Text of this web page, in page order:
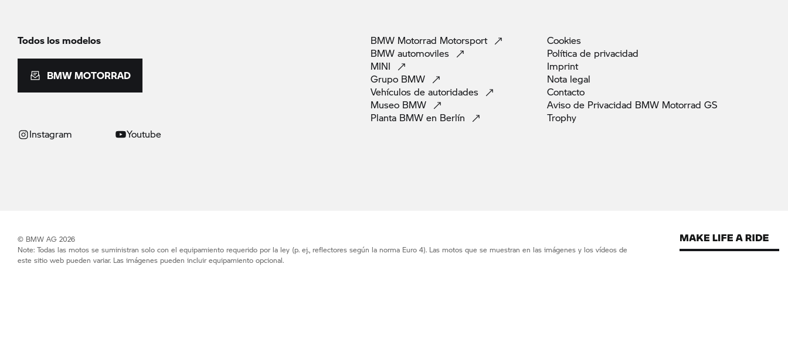
Todos los modelos
BMW MOTORRAD
Instagram Youtube
BMW Motorrad Motorsport
BMW automoviles
MINI
Grupo BMW
Vehículos de autoridades
Museo BMW
Planta BMW en Berlín
Cookies
Política de privacidad
Imprint
Nota legal
Contacto
Aviso de Privacidad BMW Motorrad GS
Trophy
© BMW AG 2026
Note: Todas las motos se suministran solo con el equipamiento requerido por la ley (p. ej., reflectores según la norma Euro 4). Las motos que se muestran en las imágenes y los vídeos de
este sitio web pueden variar. Las imágenes pueden incluir equipamiento opcional.